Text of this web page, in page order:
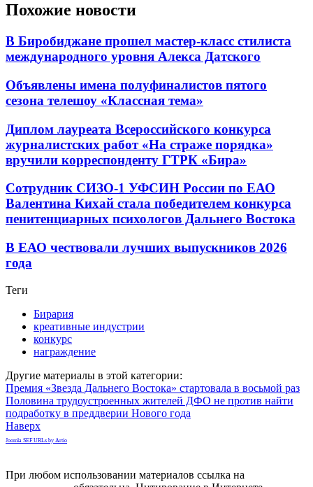
Похожие новости
В Биробиджане прошел мастер-класс стилиста
международного уровня Алекса Датского
Объявлены имена полуфиналистов пятого
сезона телешоу «Классная тема»
Диплом лауреата Всероссийского конкурса
журналистских работ «На страже порядка»
вручили корреспонденту ГТРК «Бира»
Сотрудник СИЗО-1 УФСИН России по ЕАО
Валентина Кихай стала победителем конкурса
пенитенциарных психологов Дальнего Востока
В ЕАО чествовали лучших выпускников 2026
года
Теги
Бирария
креативные индустрии
конкурс
награждение
Другие материалы в этой категории:
Премия «Звезда Дальнего Востока» стартовала в восьмой раз
Половина трудоустроенных жителей ДФО не против найти
подработку в преддверии Нового года
Наверх
Joomla SEF URLs by Artio
При любом использовании материалов ссылка на